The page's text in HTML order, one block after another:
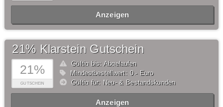
Anzeigen
21%
GUTSCHEIN
21% Klarstein Gutschein
Gültig bis: Abgelaufen
Mindestbestellwert: 0,- Euro
Gültig für: Neu- & Bestandskunden
Anzeigen